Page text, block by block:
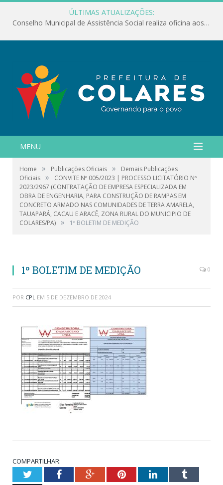
ÚLTIMAS ATUALIZAÇÕES:
Conselho Municipal de Assistência Social realiza oficina aos servidores
MENU
Home » Publicações Oficiais »
Demais Publicações
Oficiais »
CONVITE Nº 005/2023 | PROCESSO LICITATÓRIO Nº
2023/2967 (CONTRATAÇÃO DE EMPRESA ESPECIALIZADA EM
OBRA DE ENGENHARIA, PARA CONSTRUÇÃO DE RAMPAS EM
CONCRETO ARMADO NAS COMUNIDADES DE TERRA AMARELA,
TAUAPARÁ, CACAU E ARACÊ, ZONA RURAL DO MUNICIPIO DE
COLARES/PA) » 1º BOLETIM DE MEDIÇÃO
1º BOLETIM DE MEDIÇÃO 0
POR CPL EM 5 DE DEZEMBRO DE 2024
COMPARTILHAR:
TwitterFacebookGoogle+PinterestLinkedInTumblr